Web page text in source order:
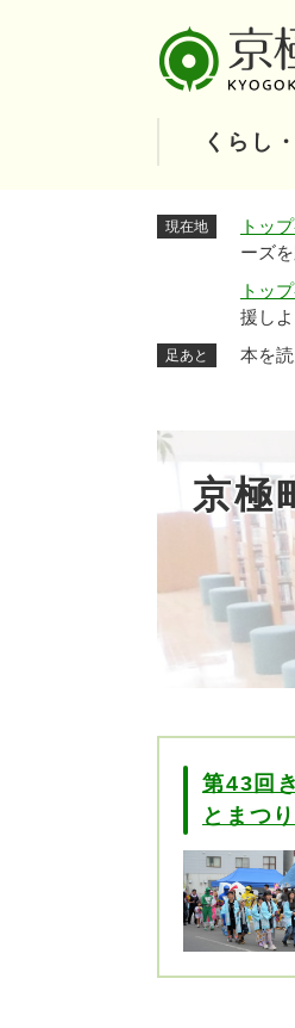
くらし
現在地 トッ
ーズ
トッ
援し
足あと 本を
京極
第43回
とまつり